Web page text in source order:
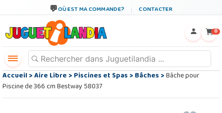
OÙ EST MA COMMANDE? CONTACTER
0
Accueil>Aire Libre>Piscines et Spas>Bâches>Bâche pour
Piscine de 366 cm Bestway 58037